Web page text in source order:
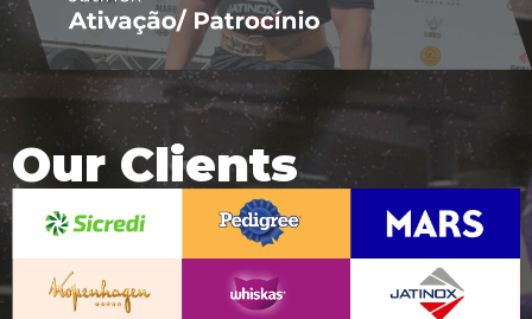
Our Clients